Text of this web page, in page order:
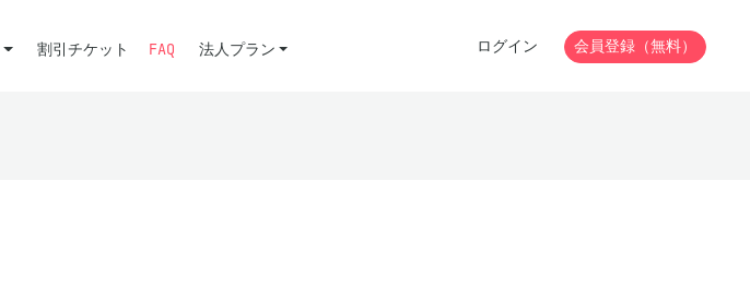
割引チケット FAQ 法人プラン ログイン 会員登録（無料）